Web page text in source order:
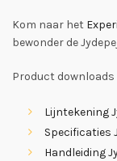
Kom naar het
bewonder de
Product downloads
Lijntekening
Specificaties
Handleiding